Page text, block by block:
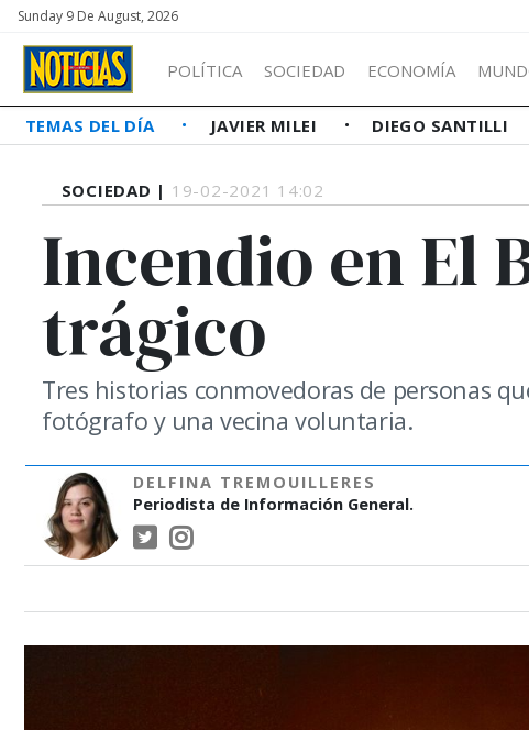
Sunday 9 De August, 2026
POLÍTICA SOCIEDAD ECONOMÍA
TEMAS DEL DÍA JAVIER MILEI DIEGO SANTILLI
SOCIEDAD | 19-02-2021 14:02
Incendio en El
trágico
Tres historias conmovedoras de personas
fotógrafo y una vecina voluntaria.
DELFINA TREMOUILLERES
Periodista de Información General.